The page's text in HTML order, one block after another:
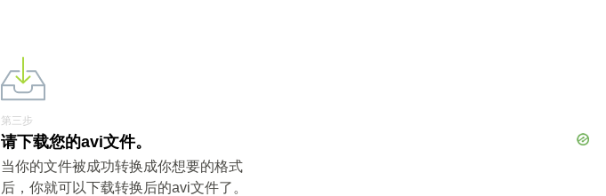
第三步
请下载您的avi文件。
当你的文件被成功转换成你想要的格式
后，你就可以下载转换后的avi文件了。